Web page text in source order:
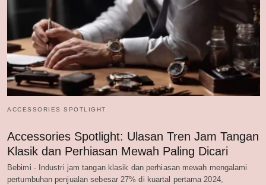
ACCESSORIES SPOTLIGHT
Accessories Spotlight: Ulasan Tren Jam Tangan
Klasik dan Perhiasan Mewah Paling Dicari
Bebimi - Industri jam tangan klasik dan perhiasan mewah mengalami
pertumbuhan penjualan sebesar 27% di kuartal pertama 2024,